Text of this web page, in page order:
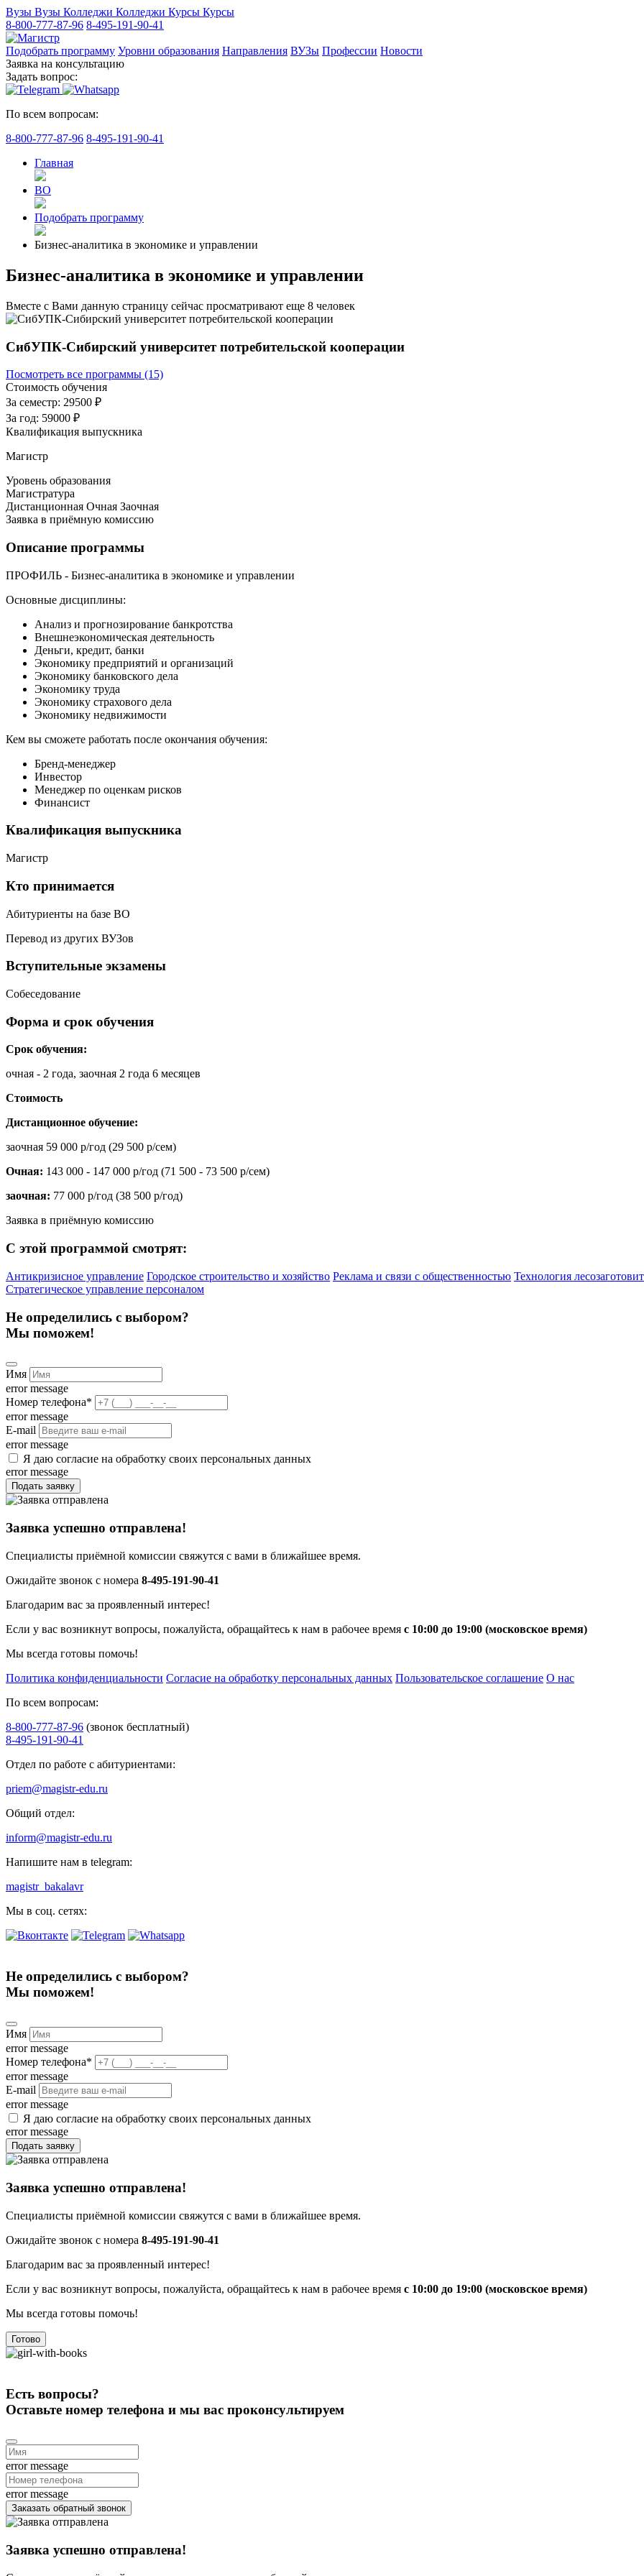
Вузы Вузы Колледжи Колледжи Курсы Курсы
8-800-777-87-96 8-495-191-90-41
Подобрать программу Уровни образования Направления ВУЗы Профессии Новости
Заявка на консультацию
Задать вопрос:
По всем вопросам:
8-800-777-87-96 8-495-191-90-41
Главная
ВО
Подобрать программу
Бизнес-аналитика в экономике и управлении
Бизнес-аналитика в экономике и управлении
Вместе с Вами данную страницу сейчас просматривают еще 8 человек
СибУПК-Сибирский университет потребительской кооперации
Посмотреть все программы (15)
Стоимость обучения
За семестр: 29500 ₽
За год: 59000 ₽
Квалификация выпускника
Магистр
Уровень образования
Магистратура
Дистанционная Очная Заочная
Заявка в приёмную комиссию
Описание программы
ПРОФИЛЬ - Бизнес-аналитика в экономике и управлении
Основные дисциплины:
Анализ и прогнозирование банкротства
Внешнеэкономическая деятельность
Деньги, кредит, банки
Экономику предприятий и организаций
Экономику банковского дела
Экономику труда
Экономику страхового дела
Экономику недвижимости
Кем вы сможете работать после окончания обучения:
Бренд-менеджер
Инвестор
Менеджер по оценкам рисков
Финансист
Квалификация выпускника
Магистр
Кто принимается
Абитуриенты на базе ВО
Перевод из других ВУЗов
Вступительные экзамены
Собеседование
Форма и срок обучения
Срок обучения:
очная - 2 года, заочная 2 года 6 месяцев
Стоимость
Дистанционное обучение:
заочная 59 000 р/год (29 500 р/сем)
Очная: 143 000 - 147 000 р/год (71 500 - 73 500 р/сем)
заочная: 77 000 р/год (38 500 р/год)
Заявка в приёмную комиссию
С этой программой смотрят:
Антикризисное управление Городское строительство и хозяйство Реклама и связи с общественностью Технология
Стратегическое управление персоналом
Не определились с выбором?
Мы поможем!
Имя
error message
Номер телефона*
error message
E-mail
error message
Я даю согласие на обработку своих персональных данных
error message
Подать заявку
Заявка успешно отправлена!
Специалисты приёмной комиссии свяжутся с вами в ближайшее время.
Ожидайте звонок с номера 8-495-191-90-41
Благодарим вас за проявленный интерес!
Если у вас возникнут вопросы, пожалуйста, обращайтесь к нам в рабочее время с 10:00 до 19:00 (московское время)
Мы всегда готовы помочь!
Политика конфиденциальности Согласие на обработку персональных данных Пользовательское соглашение О нас
По всем вопросам:
8-800-777-87-96 (звонок бесплатный)
8-495-191-90-41
Отдел по работе с абитуриентами:
priem@magistr-edu.ru
Общий отдел:
inform@magistr-edu.ru
Напишите нам в telegram:
magistr_bakalavr
Мы в соц. сетях:
Не определились с выбором?
Мы поможем!
Имя
error message
Номер телефона*
error message
E-mail
error message
Я даю согласие на обработку своих персональных данных
error message
Подать заявку
Заявка успешно отправлена!
Специалисты приёмной комиссии свяжутся с вами в ближайшее время.
Ожидайте звонок с номера 8-495-191-90-41
Благодарим вас за проявленный интерес!
Если у вас возникнут вопросы, пожалуйста, обращайтесь к нам в рабочее время с 10:00 до 19:00 (московское время)
Мы всегда готовы помочь!
Готово
Есть вопросы?
Оставьте номер телефона и мы вас проконсультируем
error message
error message
Заказать обратный звонок
Заявка успешно отправлена!